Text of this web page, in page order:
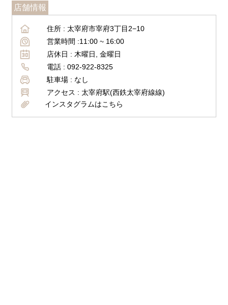
店舗情報
住所 : 太宰府市宰府3丁目2−10
営業時間 :11:00 ~ 16:00
店休日 : 木曜日, 金曜日
電話 : 092-922-8325
駐車場 : なし
アクセス : 太宰府駅(西鉄太宰府線線)
インスタグラムはこちら